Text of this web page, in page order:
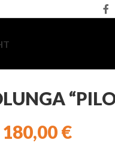
180,00€